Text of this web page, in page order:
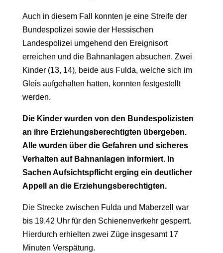
Auch in diesem Fall konnten je eine Streife der
Bundespolizei sowie der Hessischen
Landespolizei umgehend den Ereignisort
erreichen und die Bahnanlagen absuchen. Zwei
Kinder (13, 14), beide aus Fulda, welche sich im
Gleis aufgehalten hatten, konnten festgestellt
werden.
Die Kinder wurden von den Bundespolizisten
an ihre Erziehungsberechtigten übergeben.
Alle wurden über die Gefahren und sicheres
Verhalten auf Bahnanlagen informiert. In
Sachen Aufsichtspflicht erging ein deutlicher
Appell an die Erziehungsberechtigten.
Die Strecke zwischen Fulda und Maberzell war
bis 19.42 Uhr für den Schienenverkehr gesperrt.
Hierdurch erhielten zwei Züge insgesamt 17
Minuten Verspätung.